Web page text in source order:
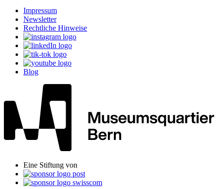
Impressum
Newsletter
Rechtliche Hinweise
Blog
Eine Stiftung von